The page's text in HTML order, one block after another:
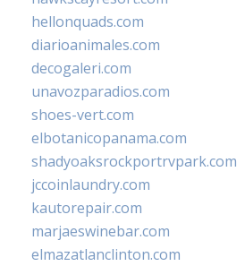
hellonquads.com
diarioanimales.com
decogaleri.com
unavozparadios.com
shoes-vert.com
elbotanicopanama.com
shadyoaksrockportrvpark.com
jccoinlaundry.com
kautorepair.com
marjaeswinebar.com
elmazatlanclinton.com